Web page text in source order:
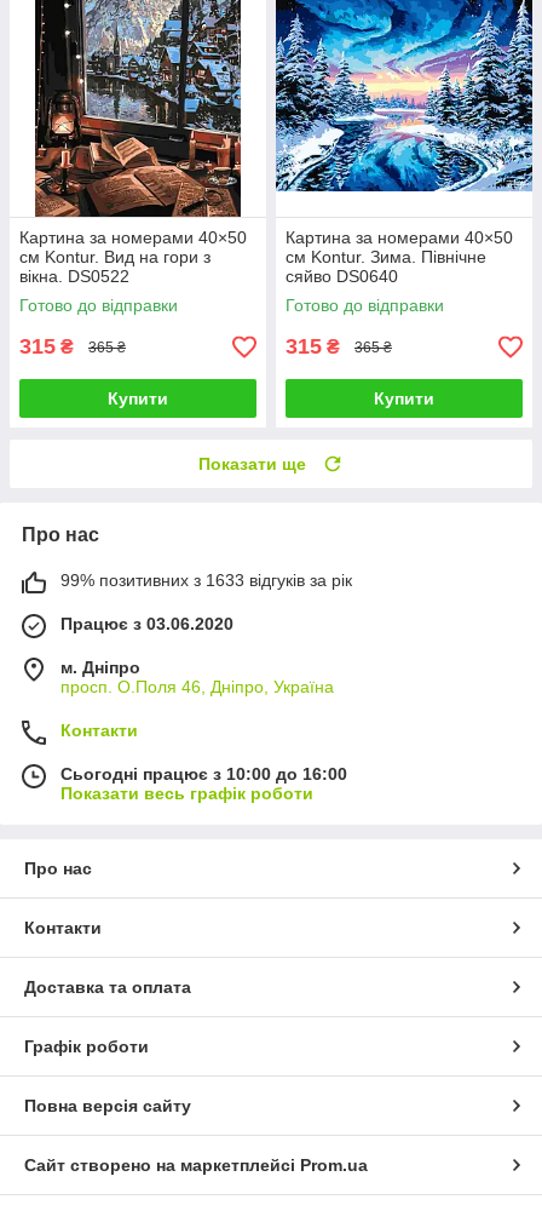
Картина за номерами 40×50
см Kontur. Вид на гори з
вікна. DS0522
Готово до відправки
315 ₴ 365 ₴
Купити
Картина за номерами 40×50
см Kontur. Зима. Північне
сяйво DS0640
Готово до відправки
315 ₴ 365 ₴
Купити
Показати ще
Про нас
99% позитивних з 1633 відгуків за рік
Працює з 03.06.2020
м. Дніпро
просп. О.Поля 46, Дніпро, Україна
Контакти
Сьогодні працює з 10:00 до 16:00
Показати весь графік роботи
Про нас
Контакти
Доставка та оплата
Графік роботи
Повна версія сайту
Сайт створено на маркетплейсі Prom.ua